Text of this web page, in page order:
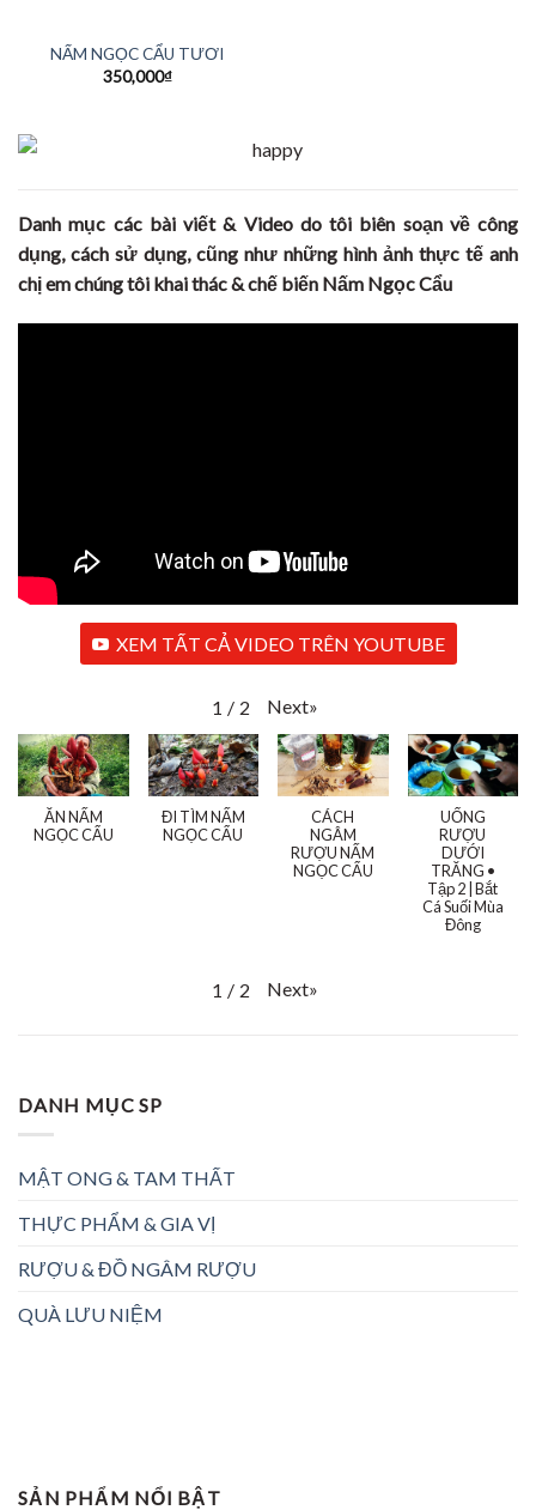
HẾT HÀNG
NẤM NGỌC CẨU TƯƠI
350,000₫
Danh mục các bài viết & Video do tôi biên soạn về công
dụng, cách sử dụng, cũng như những hình ảnh thực tế anh
chị em chúng tôi khai thác & chế biến Nấm Ngọc Cẩu
XEM TẤT CẢ VIDEO TRÊN YOUTUBE
1 / 2 Next»
ĂN NẤM
NGỌC CẨU
ĐI TÌM NẤM
NGỌC CẨU
CÁCH
NGÂM
RƯỢU NẤM
NGỌC CẨU
UỐNG
RƯỢU
DƯỚI
TRĂNG •
Tập 2 | Bắt
Cá Suối Mùa
Đông
1 / 2 Next»
DANH MỤC SP
MẬT ONG & TAM THẤT
THỰC PHẨM & GIA VỊ
RƯỢU & ĐỒ NGÂM RƯỢU
QUÀ LƯU NIỆM
SẢN PHẨM NỔI BẬT